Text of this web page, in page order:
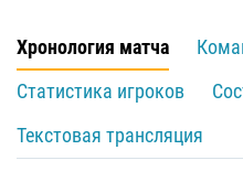
Хронология матча
Статистика игроков
Текстовая трансляция